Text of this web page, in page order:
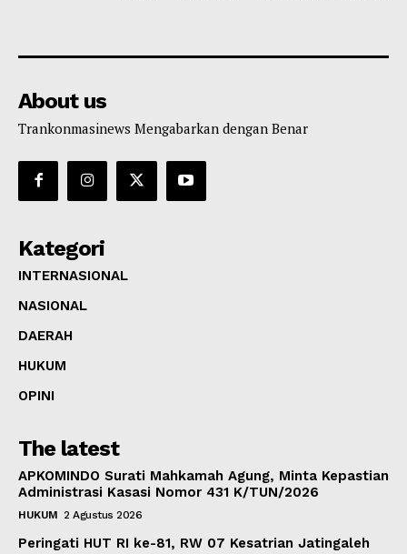
About us
Trankonmasinews Mengabarkan dengan Benar
Kategori
INTERNASIONAL
NASIONAL
DAERAH
HUKUM
OPINI
The latest
APKOMINDO Surati Mahkamah Agung, Minta Kepastian
Administrasi Kasasi Nomor 431 K/TUN/2026
HUKUM 2 Agustus 2026
Peringati HUT RI ke-81, RW 07 Kesatrian Jatingaleh